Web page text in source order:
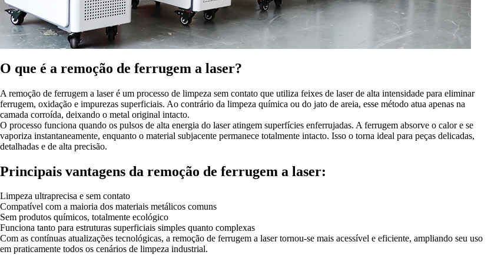
O que é a remoção de ferrugem a laser?
A remoção de ferrugem a laser é um processo de limpeza sem contato que utiliza feixes de laser de alta intensidade para eliminar
ferrugem, oxidação e impurezas superficiais. Ao contrário da limpeza química ou do jato de areia, esse método atua apenas na
camada corroída, deixando o metal original intacto.
O processo funciona quando os pulsos de alta energia do laser atingem superfícies enferrujadas. A ferrugem absorve o calor e se
vaporiza instantaneamente, enquanto o material subjacente permanece totalmente intacto. Isso o torna ideal para peças delicadas,
detalhadas e de alta precisão.
Principais vantagens da remoção de ferrugem a laser:
Limpeza ultraprecisa e sem contato
Compatível com a maioria dos materiais metálicos comuns
Sem produtos químicos, totalmente ecológico
Funciona tanto para estruturas superficiais simples quanto complexas
Com as contínuas atualizações tecnológicas, a remoção de ferrugem a laser tornou-se mais acessível e eficiente, ampliando seu uso
em praticamente todos os cenários de limpeza industrial.